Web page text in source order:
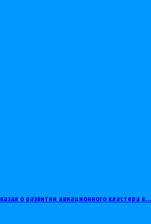
о развитии авиационного кластера в…